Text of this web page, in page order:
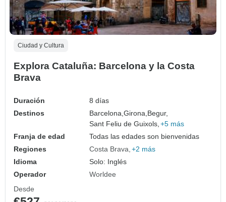
Ciudad y Cultura
Explora Cataluña: Barcelona y la Costa
Brava
Duración
8 días
Destinos
Barcelona,Girona, Begur,
Sant Feliu de Guixols, +5 más
Franja de edad
Todas las edades son bienvenidas
Regiones
Costa Brava +2 más
Idioma
Solo: Inglés
Operador
Worldee
Desde